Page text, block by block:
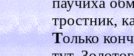
тростник,
Только